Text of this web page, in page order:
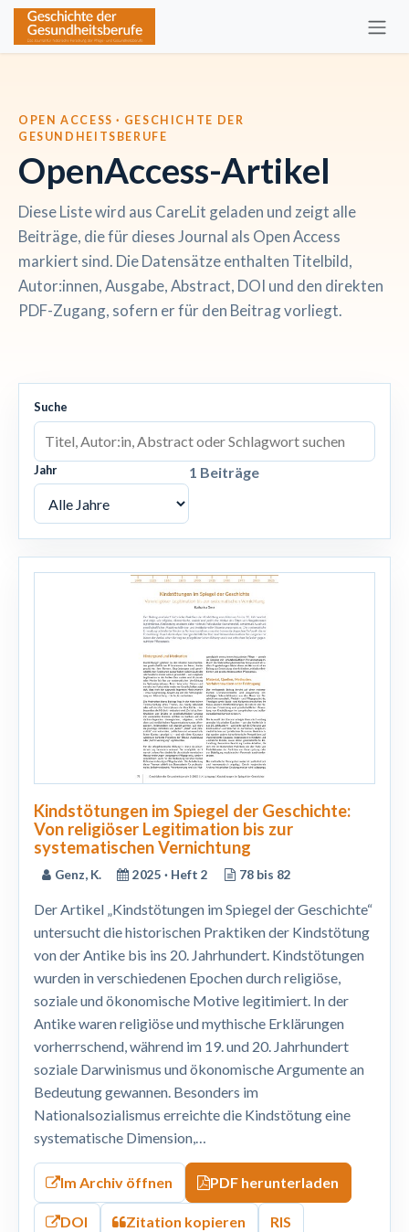
Zum Inhalt springen
OPEN ACCESS · GESCHICHTE DER
GESUNDHEITSBERUFE
OpenAccess-Artikel
Diese Liste wird aus CareLit geladen und zeigt alle
Beiträge, die für dieses Journal als Open Access
markiert sind. Die Datensätze enthalten Titelbild,
Autor:innen, Ausgabe, Abstract, DOI und den direkten
PDF-Zugang, sofern er für den Beitrag vorliegt.
Suche
Jahr 1 Beiträge
Kindstötungen im Spiegel der Geschichte:
Von religiöser Legitimation bis zur
systematischen Vernichtung
Genz, K. 2025 · Heft 2 78 bis 82
Der Artikel „Kindstötungen im Spiegel der Geschichte“
untersucht die historischen Praktiken der Kindstötung
von der Antike bis ins 20. Jahrhundert. Kindstötungen
wurden in verschiedenen Epochen durch religiöse,
soziale und ökonomische Motive legitimiert. In der
Antike waren religiöse und mythische Erklärungen
vorherrschend, während im 19. und 20. Jahrhundert
soziale Darwinismus und ökonomische Argumente an
Bedeutung gewannen. Besonders im
Nationalsozialismus erreichte die Kindstötung eine
systematische Dimension,…
Im Archiv öffnen PDF herunterladen
DOI Zitation kopieren RIS